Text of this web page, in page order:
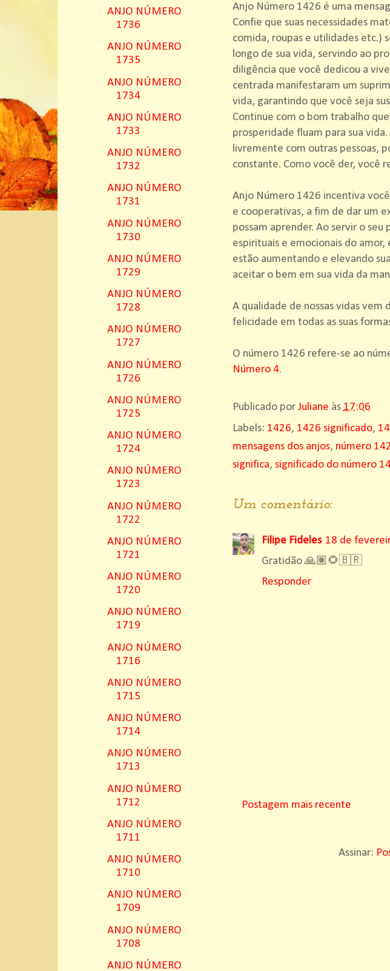
Anjo Número 1426 é uma
Confie que suas necessidades
comida, roupas e utilidades etc.)
longo de sua vida, servindo ao
diligência que você dedicou a
centrada manifestaram um
vida, garantindo que você seja
Continue com o bom trabalho
prosperidade fluam para sua
livremente com outras pessoas,
constante. Como você der, você
Anjo Número 1426 incentiva
e cooperativas, a fim de dar um
possam aprender. Ao servir o
espirituais e emocionais do
estão aumentando e elevando
aceitar o bem em sua vida da
A qualidade de nossas vidas vem
felicidade em todas as suas
O número 1426 refere-se ao
Número 4.
Publicado por Juliane às 17:06
Labels: 1426, 1426 significado,
mensagens dos anjos, número
significa, significado do número
Um comentário:
Filipe Fideles 18 de
Gratidão 🙏🏽🌻🇧🇷
Responder
Postagem mais recente
Assinar:
ANJO NÚMERO
1736
ANJO NÚMERO
1735
ANJO NÚMERO
1734
ANJO NÚMERO
1733
ANJO NÚMERO
1732
ANJO NÚMERO
1731
ANJO NÚMERO
1730
ANJO NÚMERO
1729
ANJO NÚMERO
1728
ANJO NÚMERO
1727
ANJO NÚMERO
1726
ANJO NÚMERO
1725
ANJO NÚMERO
1724
ANJO NÚMERO
1723
ANJO NÚMERO
1722
ANJO NÚMERO
1721
ANJO NÚMERO
1720
ANJO NÚMERO
1719
ANJO NÚMERO
1716
ANJO NÚMERO
1715
ANJO NÚMERO
1714
ANJO NÚMERO
1713
ANJO NÚMERO
1712
ANJO NÚMERO
1711
ANJO NÚMERO
1710
ANJO NÚMERO
1709
ANJO NÚMERO
1708
ANJO NÚMERO